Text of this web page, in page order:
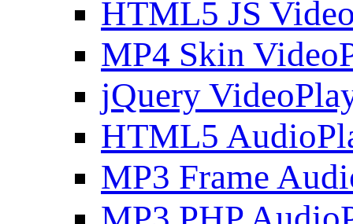
HTML5 JS
MP4 Skin
jQuery
HTML5
MP3 Frame